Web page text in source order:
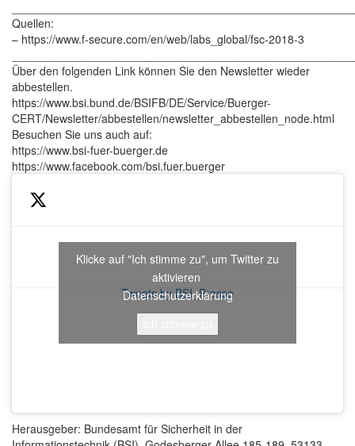
Quellen:
– https://www.f-secure.com/en/web/labs_global/fsc-2018-3
Über den folgenden Link können Sie den Newsletter wieder
abbestellen.
https://www.bsi.bund.de/BSIFB/DE/Service/Buerger-
CERT/Newsletter/abbestellen/newsletter_abbestellen_node.html
Besuchen Sie uns auch auf:
https://www.bsi-fuer-buerger.de
https://www.facebook.com/bsi.fuer.buerger
Tweets by BSI_Presse
Klicke auf "Ich stimme zu", um Twitter zu
aktivieren
Datenschutzerklärung
Herausgeber: Bundesamt für Sicherheit in der